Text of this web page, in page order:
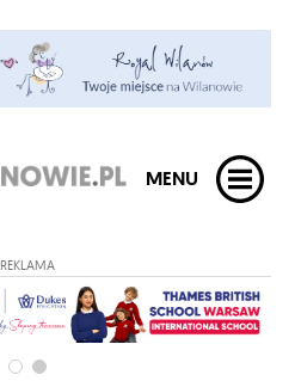
MENU
REKLAMA